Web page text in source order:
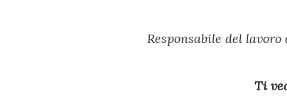
Responsabile del
Ti